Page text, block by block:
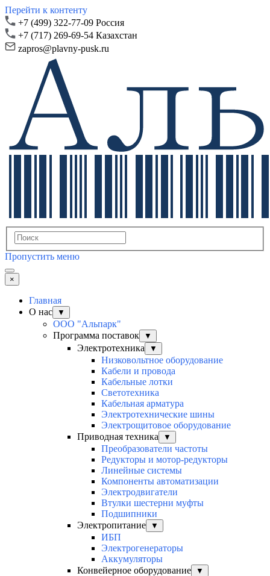
Перейти к контенту
+7 (499) 322-77-09 Россия
+7 (717) 269-69-54 Казахстан
zapros@plavny-pusk.ru
Пропустить меню
×
Главная
О нас
▼
ООО "Альпарк"
Программа поставок
▼
Электротехника ▼
Низковольтное оборудование
Кабели и провода
Кабельные лотки
Светотехника
Кабельная арматура
Электротехнические шины
Электрощитовое оборудование
Приводная техника
▼
Преобразователи частоты
Редукторы и мотор-редукторы
Линейные системы
Компоненты автоматизации
Электродвигатели
Втулки шестерни муфты
Подшипники
Электропитание
▼
ИБП
Электрогенераторы
Аккумуляторы
Конвейерное оборудование
▼